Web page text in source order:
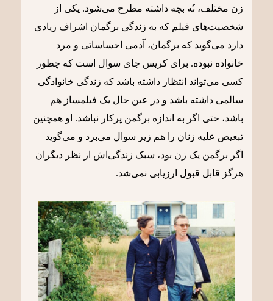
زن مختلف، نُه بچه داشته مطرح می‌شود. یکی از
شخصیت‌های فیلم که به زندگی برگمان اشراف زیادی
دارد می‌گوید که برگمان، آدمی احساساتی و مرد
خانواده نبوده. برای کریس جای سوال است که چطور
کسی می‌تواند انتظار داشته باشد که زندگی خانوادگی
سالمی داشته باشد و در عین حال یک فیلمساز هم
باشد، حتی اگر به اندازه برگمن پرکار نباشد. او همچنین
تبعیض علیه زنان را هم زیر سوال می‌برد و می‌گوید
اگر برگمن یک زن بود، سبک زندگی‌اش از نظر دیگران
هرگز قابل قبول ارزیابی نمی‌‌شد.